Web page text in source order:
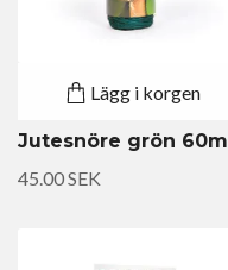
Lägg i korgen
Jutesnöre grön 60m
45.00 SEK